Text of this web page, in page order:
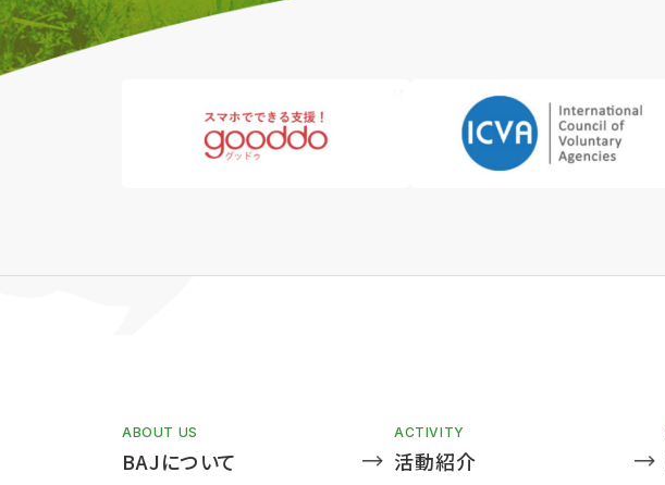
ABOUT US
BAJについて
ACTIVITY
活動紹介